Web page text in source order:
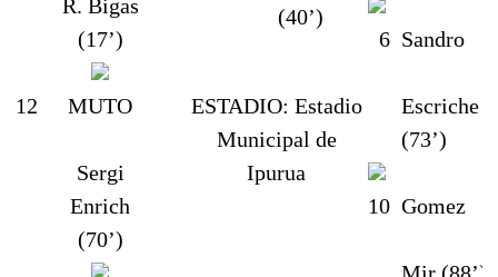
R. Bigas
(17’)
12 MUTO
Sergi
Enrich
(70’)
(40’)
ESTADIO: Estadio
Municipal de
Ipurua
6 Sandro
Escriche
(73’)
10 Gomez